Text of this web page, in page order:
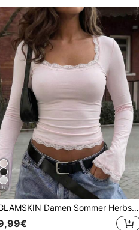
6
GLAMSKIN Damen Sommer Herbst Basic Quadratischer Ausschnitt Spitzenbesatz ausgestellter Ärmel Langarm Crop Top, einfarbig schmale Passform Lässig Top, Schulanfang Ausflug Rosa